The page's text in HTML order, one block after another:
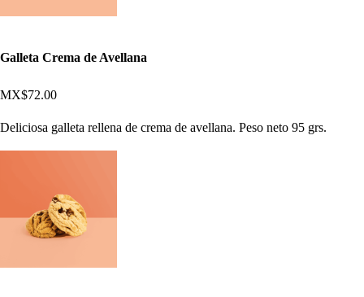
Galleta Crema de Avellana
MX$72.00
Deliciosa galleta rellena de crema de avellana. Peso neto 95 grs.